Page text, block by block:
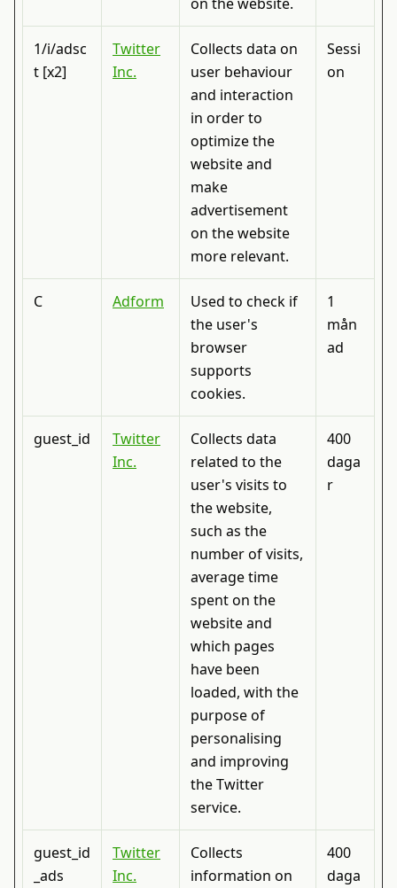
1/i/adsc
t [x2]
Twitter
Inc.
Collects data on
user behaviour
and interaction
in order to
optimize the
website and
make
advertisement
on the website
more relevant.
Sessi
on
C Adform
Used to check if
the user's
browser
supports
cookies.
1
mån
ad
guest_id
Twitter
Inc.
Collects data
related to the
user's visits to
the website,
such as the
number of visits,
average time
spent on the
website and
which pages
have been
loaded, with the
purpose of
personalising
and improving
the Twitter
service.
400
daga
r
guest_id
_ads
Twitter
Inc.
Collects
information on
400
daga